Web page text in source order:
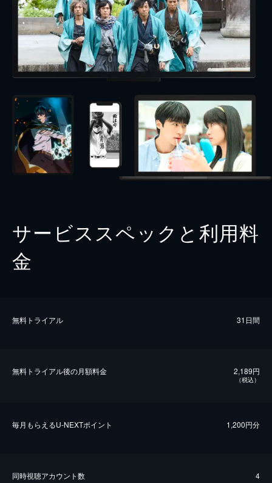
サービススペックと利用料
金
無料トライアル 31日間
無料トライアル後の⽉額料金 2,189円
（税込）
毎⽉もらえるU-NEXTポイント 1,200円分
同時視聴アカウント数 4